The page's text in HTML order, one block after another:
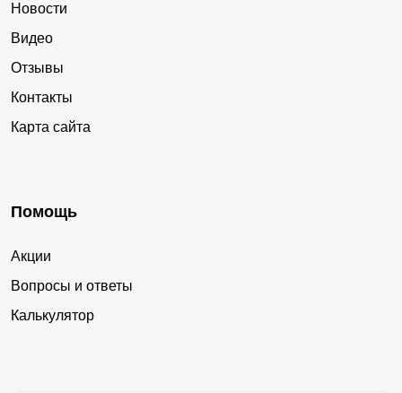
Новости
Видео
Отзывы
Контакты
Карта сайта
Помощь
Акции
Вопросы и ответы
Калькулятор